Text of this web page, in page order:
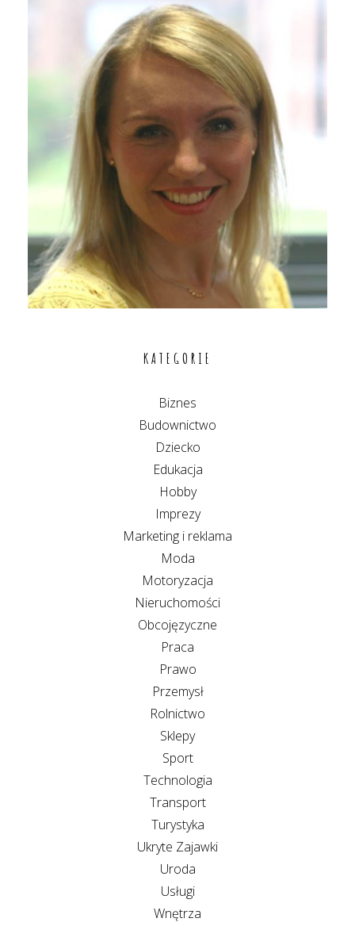
KATEGORIE
Biznes
Budownictwo
Dziecko
Edukacja
Hobby
Imprezy
Marketing i reklama
Moda
Motoryzacja
Nieruchomości
Obcojęzyczne
Praca
Prawo
Przemysł
Rolnictwo
Sklepy
Sport
Technologia
Transport
Turystyka
Ukryte Zajawki
Uroda
Usługi
Wnętrza